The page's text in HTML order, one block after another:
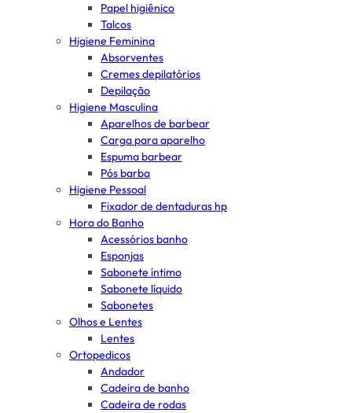
Papel higiênico
Talcos
Higiene Feminina
Absorventes
Cremes depilatórios
Depilação
Higiene Masculina
Aparelhos de barbear
Carga para aparelho
Espuma barbear
Pós barba
Higiene Pessoal
Fixador de dentaduras hp
Hora do Banho
Acessórios banho
Esponjas
Sabonete íntimo
Sabonete líquido
Sabonetes
Olhos e Lentes
Lentes
Ortopedicos
Andador
Cadeira de banho
Cadeira de rodas